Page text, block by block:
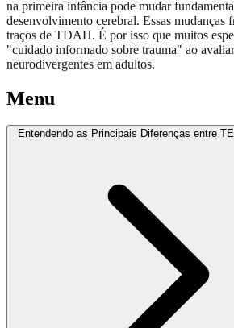
na primeira infância pode mudar
desenvolvimento cerebral. Essas mudanças
traços de TDAH. É por isso que muitos
"cuidado informado sobre trauma" ao
neurodivergentes em adultos.
Menu
Entendendo as Principais Diferenças entre